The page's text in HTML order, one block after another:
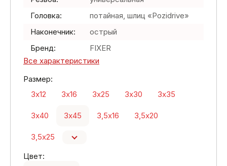
Головка:
потайная, шлиц «Pozidrive»
Наконечник:
острый
Бренд:
FIXER
Все характеристики
Размер:
3х12
3х16 3х25 3х30 3х35
3х40 3х45 3,5х16 3,5х20
3,5х25
Цвет: